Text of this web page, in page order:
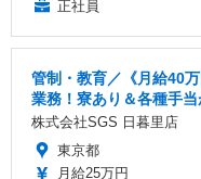
正社員
管制・教育／《月給40
業務！寮あり＆各種手
株式会社SGS 日暮里店
東京都
月給25万円